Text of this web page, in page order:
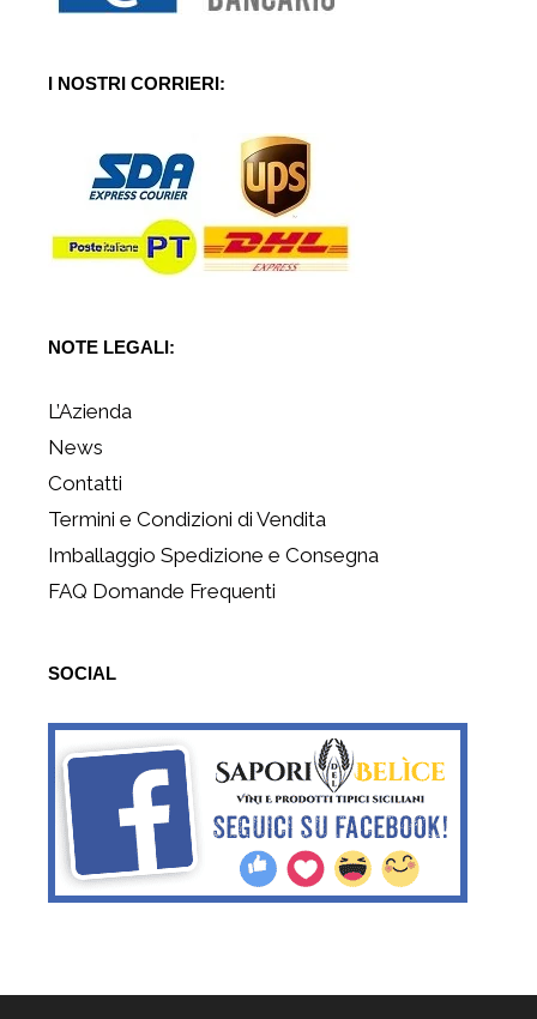
I NOSTRI CORRIERI:
NOTE LEGALI:
L’Azienda
News
Contatti
Termini e Condizioni di Vendita
Imballaggio Spedizione e Consegna
FAQ Domande Frequenti
SOCIAL